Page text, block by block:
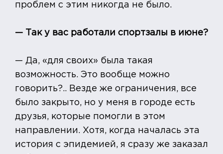
проблем с этим никогда не было.
— Так у вас работали спортзалы в июне?
— Да, «для своих» была такая
возможность. Это вообще можно
говорить?.. Везде же ограничения, все
было закрыто, но у меня в городе есть
друзья, которые помогли в этом
направлении. Хотя, когда началась эта
история с эпидемией, я сразу же заказал